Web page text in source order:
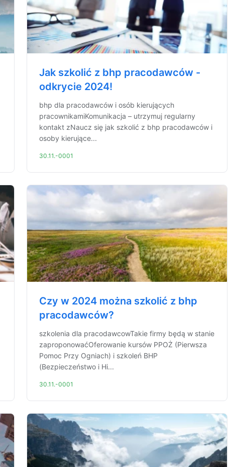
Jak szkolić z bhp pracodawców -
odkrycie 2024!
bhp dla pracodawców i osób kierujących
pracownikamiKomunikacja – utrzymuj regularny
kontakt zNaucz się jak szkolić z bhp pracodawców i
osoby kierujące...
30.11.-0001
Czy w 2024 można szkolić z bhp
pracodawców?
szkolenia dla pracodawcowTakie firmy będą w stanie
zaproponowaćOferowanie kursów PPOŻ (Pierwsza
Pomoc Przy Ogniach) i szkoleń BHP
(Bezpieczeństwo i Hi...
30.11.-0001